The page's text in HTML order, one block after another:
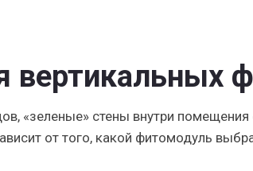
вертикальных
, «зеленые» стены внутри
от того, какой фитомодуль